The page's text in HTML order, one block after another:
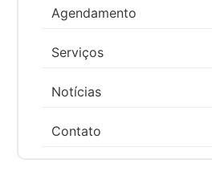
Agendamento
Serviços
Notícias
Contato